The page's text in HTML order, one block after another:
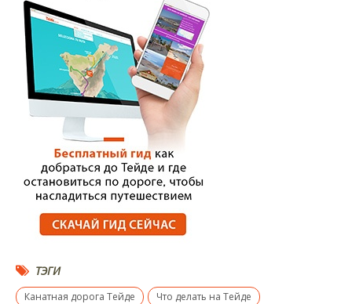
ТЭГИ
Канатная дорога Тейде
Что делать на Тейде